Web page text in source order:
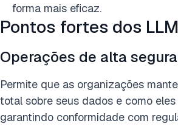
forma mais eficaz.
Pontos fortes dos
Operações de alta
Permite que as organizações
total sobre seus dados e como
garantindo conformidade com